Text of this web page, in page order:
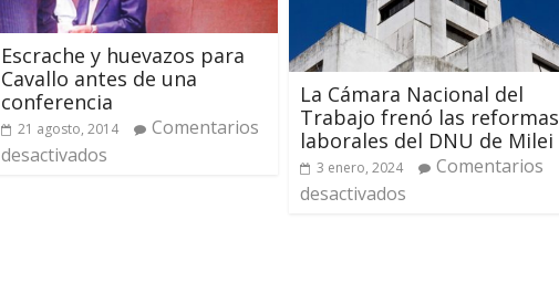
Escrache y huevazos para
Cavallo antes de una
conferencia
21 agosto, 2014
Comentarios
desactivados
La Cámara Nacional del
Trabajo frenó las reformas
laborales del DNU de Milei
3 enero, 2024
Comentarios
desactivados